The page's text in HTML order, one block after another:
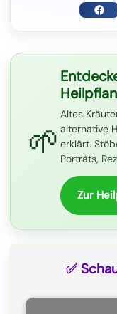
F
e
b
o
o
🌱
Altes
alternative
erklärt.
Porträts,
Zur
✅